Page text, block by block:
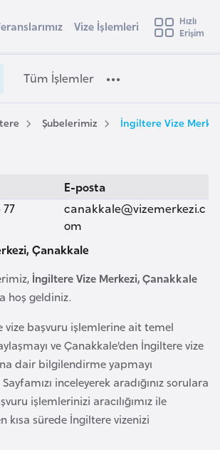
ülkeyi seçin
e
t
Vize İşlemleri
Hızlı
Erişim
Tüm İşlemler
Şubelerimiz İngiltere Vize
E-posta
canakkale@vizemerkezi.c
om
Çanakkale
İngiltere Vize Merkezi, Çanakkale
hoş geldiniz.
vize başvuru işlemlerine ait temel
ve Çanakkale’den İngiltere vize
dair bilgilendirme yapmayı
inceleyerek aradığınız sorulara
işlemlerinizi aracılığımız ile
kısa sürede İngiltere vizenizi